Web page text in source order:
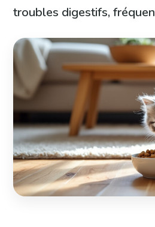
troubles digestifs,